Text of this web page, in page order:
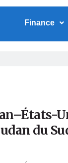
Finance
du